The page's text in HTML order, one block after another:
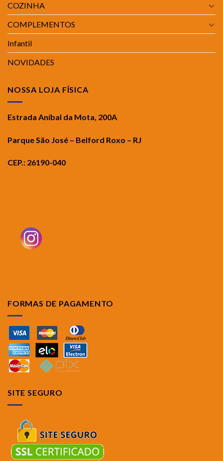
COZINHA
COMPLEMENTOS
Infantil
NOVIDADES
NOSSA LOJA FÍSICA
Estrada Aníbal da Mota, 200A
Parque São José – Belford Roxo – RJ
CEP.: 26190-040
FORMAS DE PAGAMENTO
SITE SEGURO